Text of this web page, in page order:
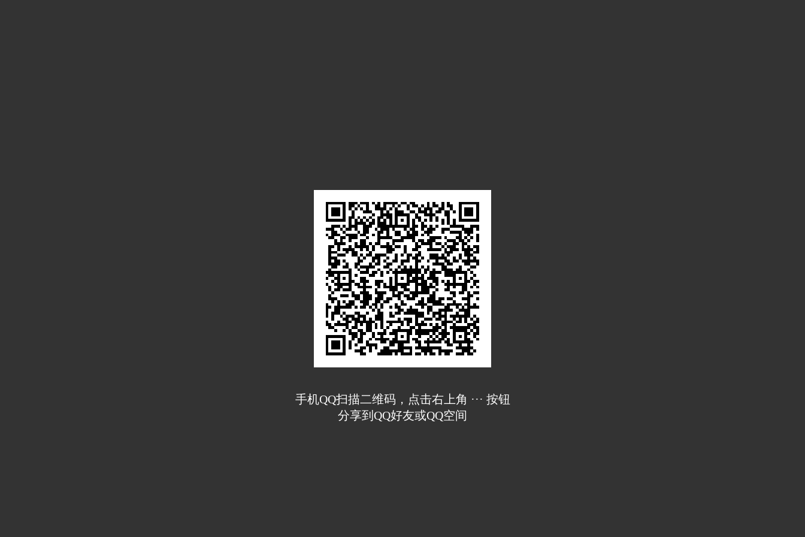
手机QQ扫描二维码，点击右上角 ··· 按钮
分享到QQ好友或QQ空间